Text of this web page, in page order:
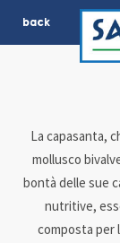
back
La capasanta,
mollusco
bontà delle sue
nutritive,
composta per